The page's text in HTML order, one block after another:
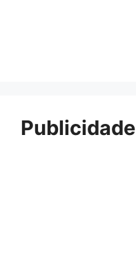
Publicidade